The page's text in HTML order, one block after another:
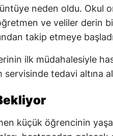
neden oldu. Okul
ve veliler derin
takip etmeye
ilk müdahalesiyle
tedavi altına
küçük öğrencinin